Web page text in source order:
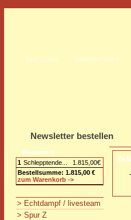
Startseite Unternehmen
Newsletter bestellen
Warenkorb
1 Schlepptende...
1.815,00€
Bestellsumme: 1.815,00 €
zum Warenkorb ->
> Echtdampf / livesteam
> Spur Z